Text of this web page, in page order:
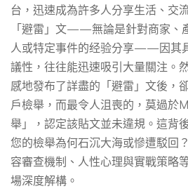
見
原
因
分
台，迅速成為許多人分享生活、交
「避雷」文——無論是針對商家、
人或特定事件的经验分享——因其
議性，往往能迅速吸引大量關注。
感地發布了詳盡的「避雷」文後，
戶檢舉，而最令人沮喪的，莫過於
舉」，認定該貼文並未違規。這背
您的檢舉為何石沉大海或慘遭駁回
容審查機制、人性心理與實戰策略
場深度解構。